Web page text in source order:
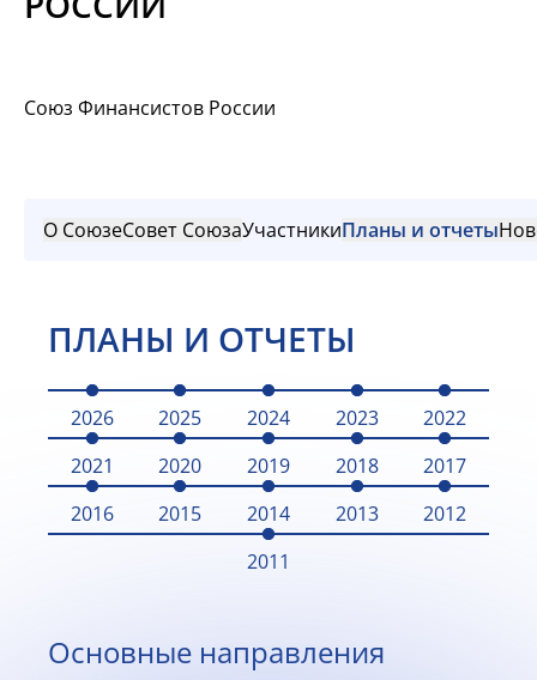
Союз Финансистов России
О СоюзеСовет СоюзаУчастникиПланы и отчеты
ПЛАНЫ И ОТЧЕТЫ
2026 2025 2024 2023
2022
2021
2020 2019 2018
2017
2016
2015 2014 2013
2012
2011
Основные направления